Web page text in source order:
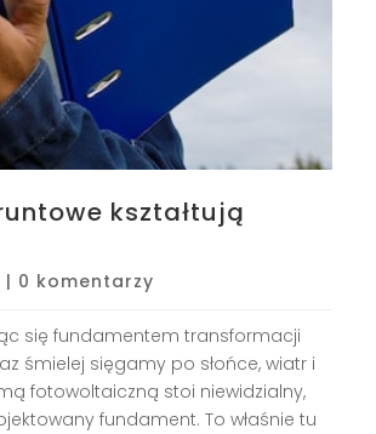
kształtują
| 0 komentarzy
się fundamentem transformacji
śmielej sięgamy po słońce, wiatr i
fotowoltaiczną stoi niewidzialny,
fundament. To właśnie tu